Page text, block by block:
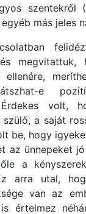
szentekről
más jeles
megvitattuk,
ellenére,
e
Érdekes volt,
a saját
be, hogy
az ünnepeket
a
arra utal,
van az
értelmez